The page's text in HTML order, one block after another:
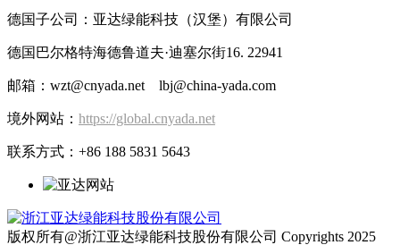
德国子公司：亚达绿能科技（汉堡）有限公司
德国巴尔格特海德鲁道夫·迪塞尔街16. 22941
邮箱：wzt@cnyada.net lbj@china-yada.com
境外网站： https://global.cnyada.net
联系方式：+86 188 5831 5643
版权所有@浙江亚达绿能科技股份有限公司 Copyrights 2025